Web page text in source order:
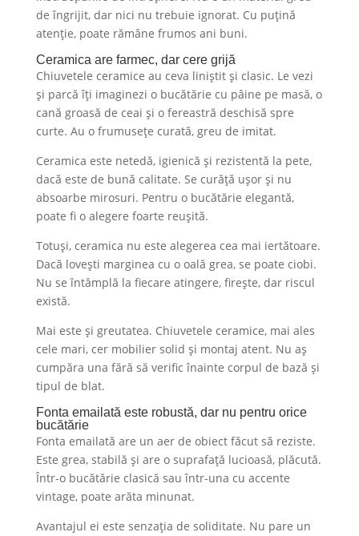
de îngrijit, dar nici nu trebuie ignorat. Cu puțină
atenție, poate rămâne frumos ani buni.
Ceramica are farmec, dar cere grijă
Chiuvetele ceramice au ceva liniștit și clasic. Le vezi
și parcă îți imaginezi o bucătărie cu pâine pe masă, o
cană groasă de ceai și o fereastră deschisă spre
curte. Au o frumusețe curată, greu de imitat.
Ceramica este netedă, igienică și rezistentă la pete,
dacă este de bună calitate. Se curăță ușor și nu
absoarbe mirosuri. Pentru o bucătărie elegantă,
poate fi o alegere foarte reușită.
Totuși, ceramica nu este alegerea cea mai iertătoare.
Dacă lovești marginea cu o oală grea, se poate ciobi.
Nu se întâmplă la fiecare atingere, firește, dar riscul
există.
Mai este și greutatea. Chiuvetele ceramice, mai ales
cele mari, cer mobilier solid și montaj atent. Nu aș
cumpăra una fără să verific înainte corpul de bază și
tipul de blat.
Fonta emailată este robustă, dar nu pentru orice
bucătărie
Fonta emailată are un aer de obiect făcut să reziste.
Este grea, stabilă și are o suprafață lucioasă, plăcută.
Într-o bucătărie clasică sau într-una cu accente
vintage, poate arăta minunat.
Avantajul ei este senzația de soliditate. Nu pare un